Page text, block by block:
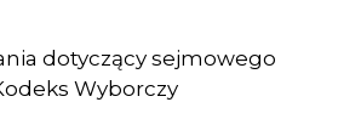
dotyczący sejmowego
Wyborczy